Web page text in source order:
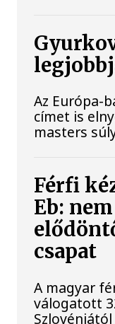
Az Európa-
címet is
masters
Férfi
Eb:
csapat
A magyar
válogatott